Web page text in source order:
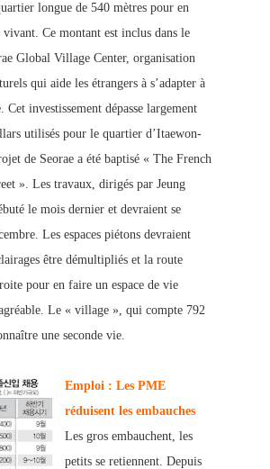
longue de 540 mètres pour en
vivant. Ce montant est inclus dans le
Global Village Center, organisation
qui aide les étrangers à s’adapter à
Cet investissement dépasse largement
utilisés pour le quartier d’Itaewon-
de Seorae a été baptisé « The French
». Les travaux, dirigés par Jeung
le mois dernier et devraient se
Les espaces piétons devraient
être démultipliés et la route
pour en faire un espace de vie
Le « village », qui compte 792
une seconde vie.
Emploi : Les PME
réduisent les embauches
Les gros embauchent, les
petits se retiennent. Depuis